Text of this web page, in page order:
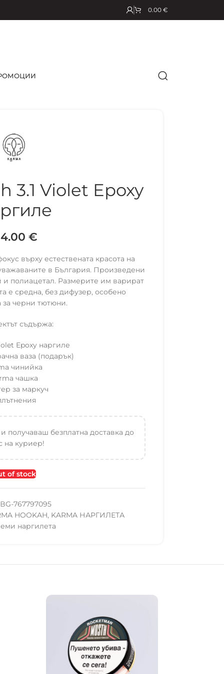
0.00 €
3.1 Violet Epoxy
€
върху естествената красота на
в България. Произведени
и полиацетал. Размерите им варират
е средна, без дифузер, особено
за черни тютюни.
съдържа:
Epoxy наргиле
ваза (подарък)
чинийка
чашка
за маркуч
получаваш безплатна доставка до
на куриер!
of stock
767797095
HOOKAH, KARMA НАРГИЛЕТА
наргилета